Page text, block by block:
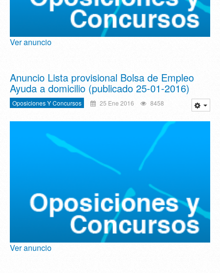
Ver anuncio
Anuncio Lista provisional Bolsa de Empleo
Ayuda a domicilio (publicado 25-01-2016)
Oposiciones Y Concursos 25 Ene 2016 8458
Ver anuncio